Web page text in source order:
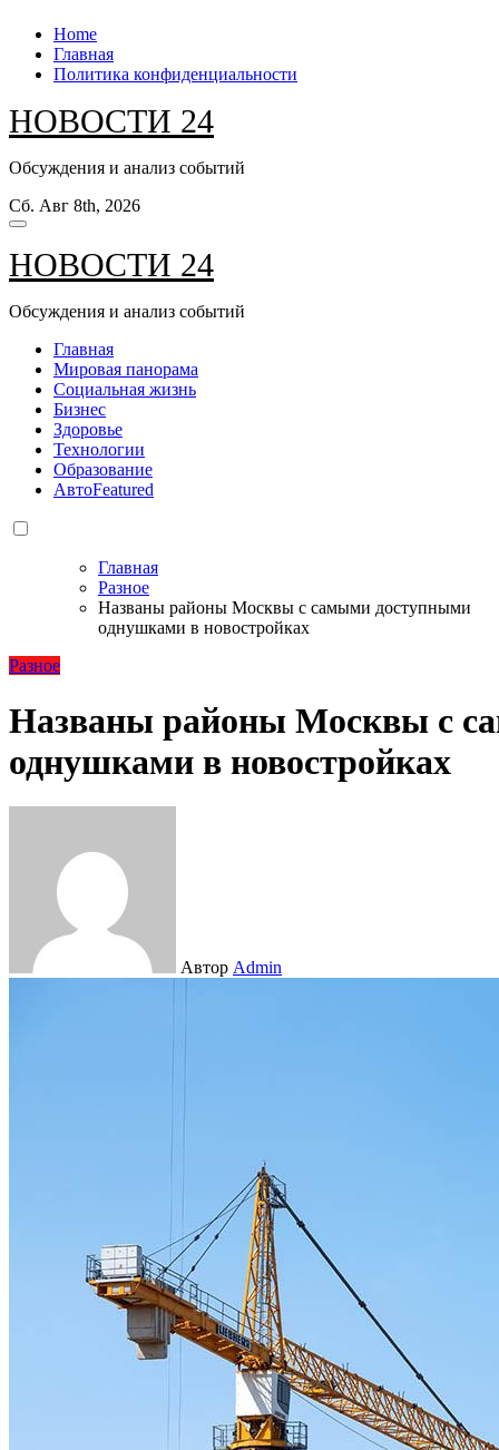
Перейти
содержанию
Home
Главная
Политика конфиденциальности
НОВОСТИ 24
Обсуждения и анализ событий
Сб. Авг 8th, 2026
НОВОСТИ 24
Обсуждения и анализ событий
Главная
Мировая панорама
Социальная жизнь
Бизнес
Здоровье
Технологии
Образование
АвтоFeatured
Главная
Разное
Названы районы Москвы с самыми доступными
однушками в новостройках
Разное
Названы районы Москвы с
однушками в новостройках
Автор Admin